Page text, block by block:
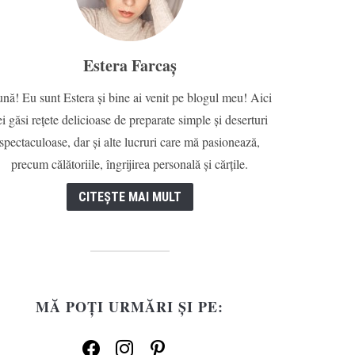
Estera Farcaș
Eu sunt Estera și bine ai venit pe blogul meu! Aici
găsi rețete delicioase de preparate simple și deserturi
spectaculoase, dar și alte lucruri care mă pasionează,
precum călătoriile, îngrijirea personală și cărțile.
CITEȘTE MAI MULT
MĂ POȚI URMĂRI ȘI PE:
facebookinstagrampinterest